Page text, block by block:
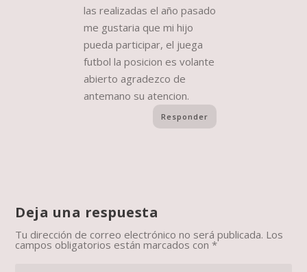
las realizadas el año pasado
me gustaria que mi hijo
pueda participar, el juega
futbol la posicion es volante
abierto agradezco de
antemano su atencion.
Responder
Deja una respuesta
Tu dirección de correo electrónico no será publicada. Los
campos obligatorios están marcados con*